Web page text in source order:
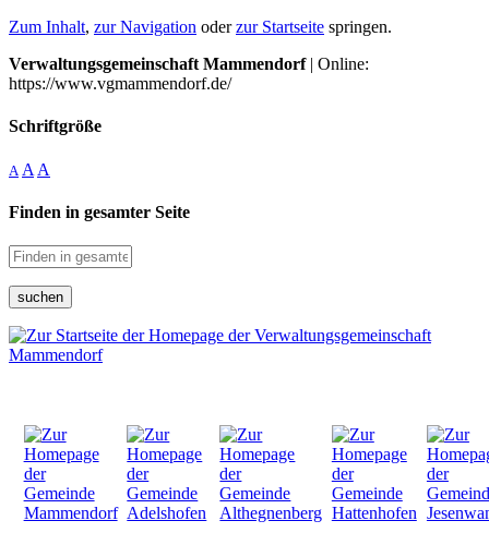
Zum Inhalt, zur Navigation oderzur Startseite springen.
Verwaltungsgemeinschaft Mammendorf| Online:
https://www.vgmammendorf.de/
Schriftgröße
A A A
Finden in gesamter Seite
suchen